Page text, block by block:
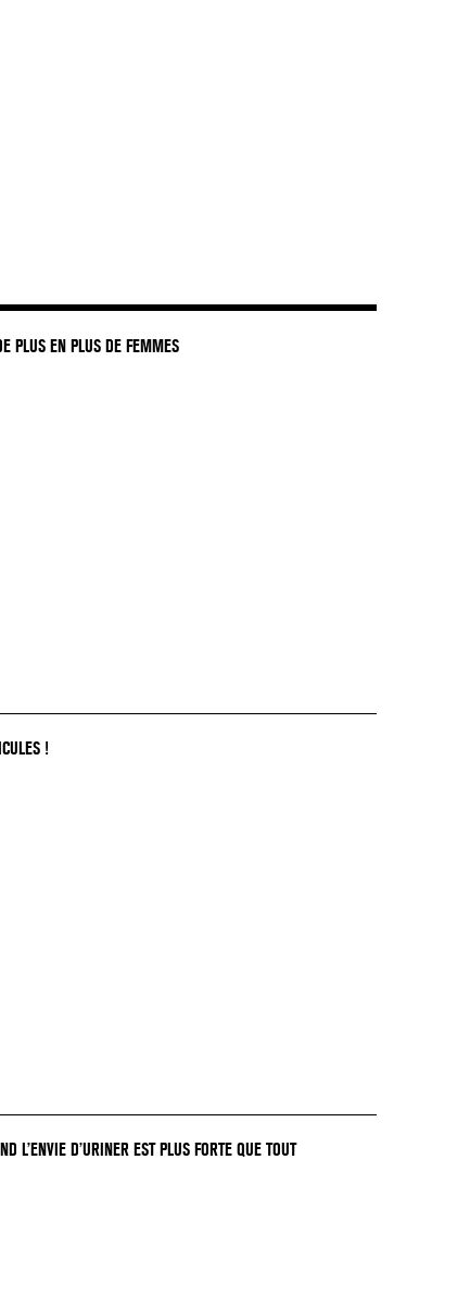
PLUS EN PLUS DE FEMMES
!
L’ENVIE D’URINER EST PLUS FORTE QUE TOUT